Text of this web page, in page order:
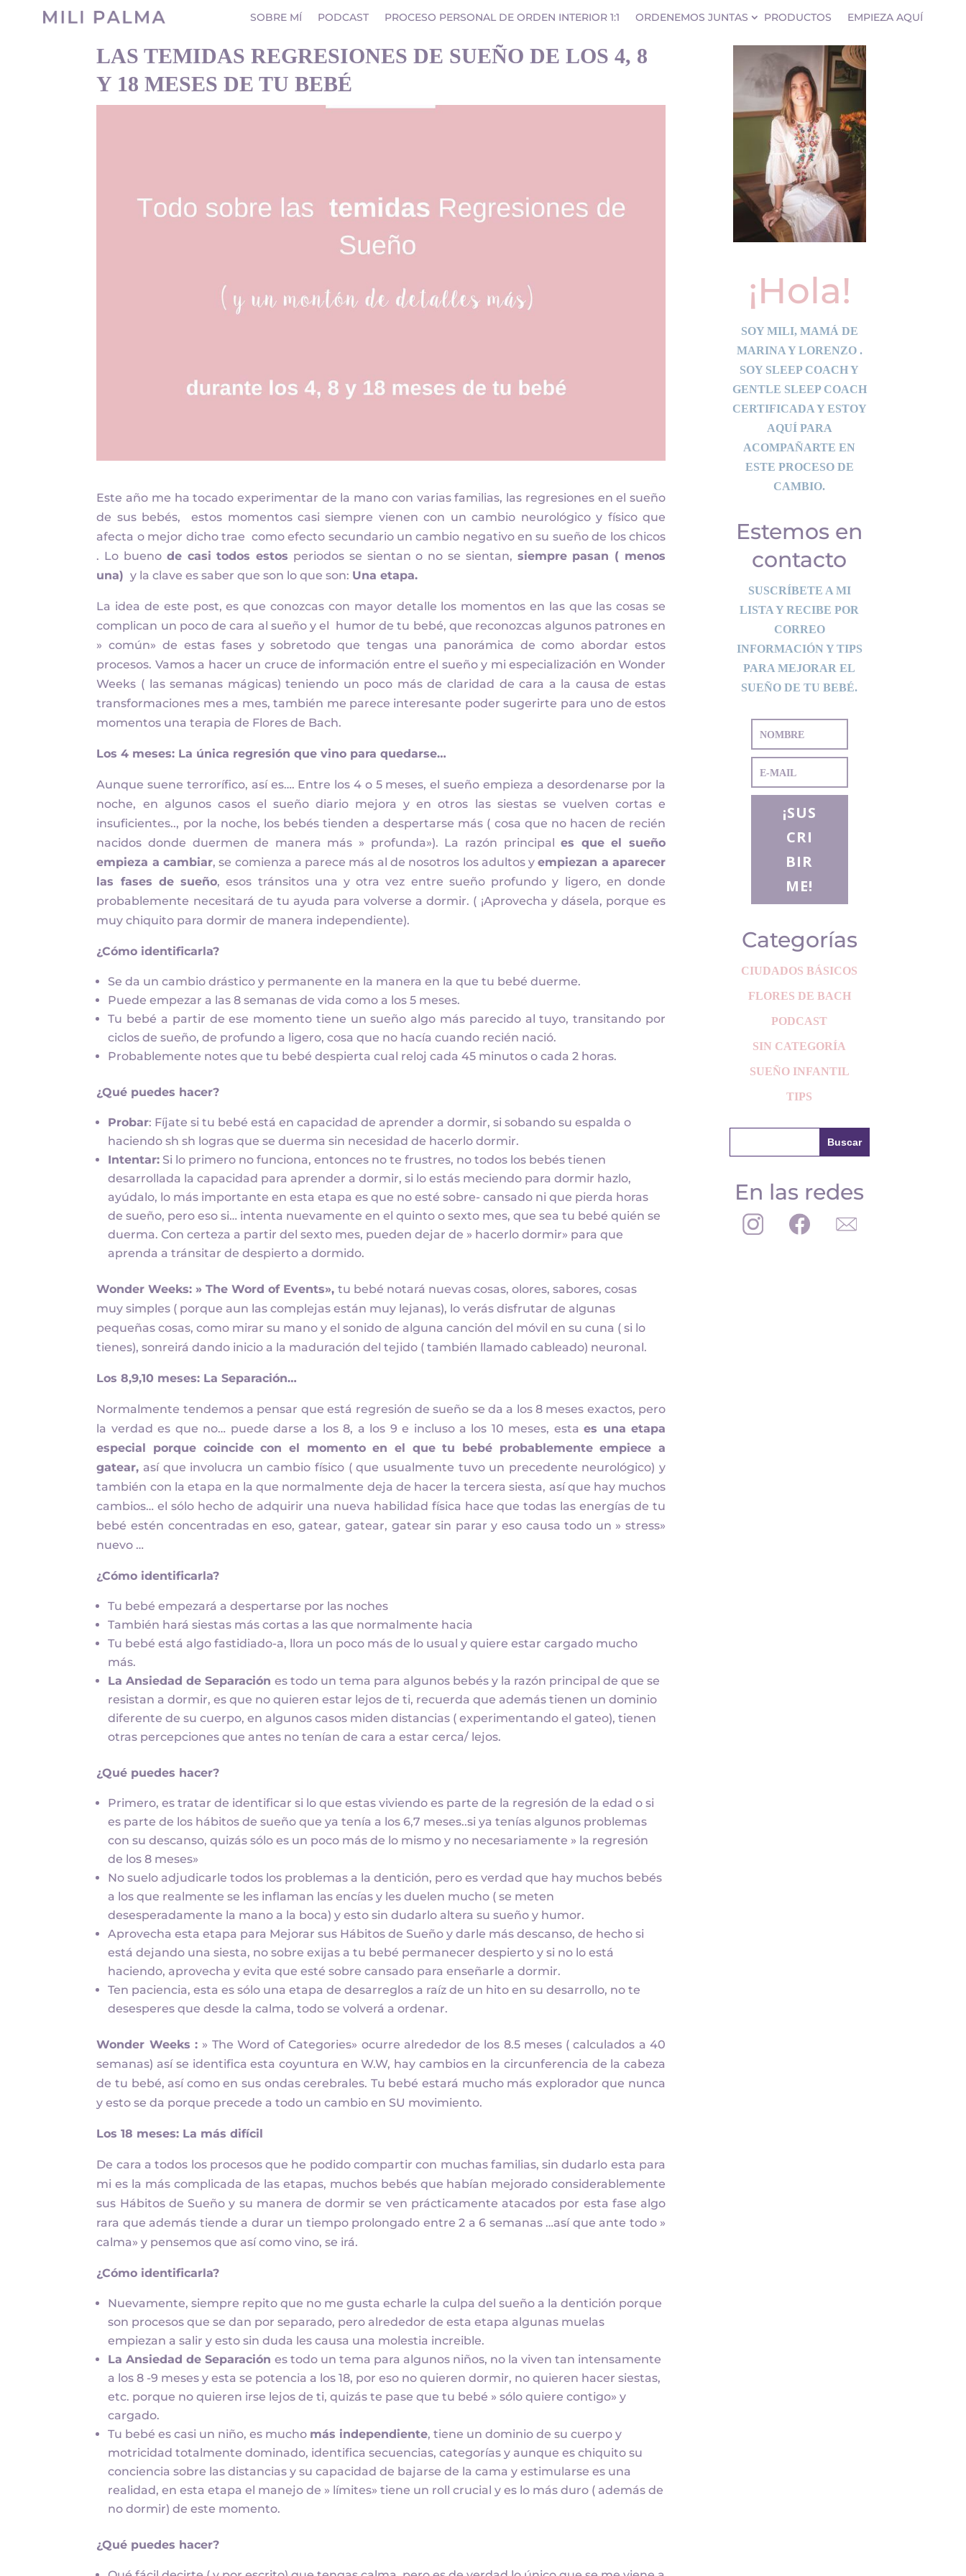
SOBRE MÍ PODCAST PROCESO PERSONAL DE ORDEN INTERIOR 1:1 ORDENEMOS JUNTAS PRODUCTOS EMPIEZA AQUÍ
LAS TEMIDAS REGRESIONES DE SUEÑO DE LOS 4, 8
Y 18 MESES DE TU BEBÉ
Este año me ha tocado experimentar de la mano con varias familias, las regresiones en el sueño
de sus bebés, estos momentos casi siempre vienen con un cambio neurológico y físico que
afecta o mejor dicho trae como efecto secundario un cambio negativo en su sueño de los chicos
. Lo bueno de casi todos estos periodos se sientan o no se sientan, siempre pasan ( menos
una) y la clave es saber que son lo que son: Una etapa.
La idea de este post, es que conozcas con mayor detalle los momentos en las que las cosas se
complican un poco de cara al sueño y el humor de tu bebé, que reconozcas algunos patrones en
» común» de estas fases y sobretodo que tengas una panorámica de como abordar estos
procesos. Vamos a hacer un cruce de información entre el sueño y mi especialización en Wonder
Weeks ( las semanas mágicas) teniendo un poco más de claridad de cara a la causa de estas
transformaciones mes a mes, también me parece interesante poder sugerirte para uno de estos
momentos una terapia de Flores de Bach.
Los 4 meses: La única regresión que vino para quedarse…
Aunque suene terrorífico, así es…. Entre los 4 o 5 meses, el sueño empieza a desordenarse por la
noche, en algunos casos el sueño diario mejora y en otros las siestas se vuelven cortas e
insuficientes.., por la noche, los bebés tienden a despertarse más ( cosa que no hacen de recién
nacidos donde duermen de manera más » profunda»). La razón principales que el sueño
empieza a cambiar, se comienza a parece más al de nosotros los adultos yempiezan a aparecer
las fases de sueño, esos tránsitos una y otra vez entre sueño profundo y ligero, en donde
probablemente necesitará de tu ayuda para volverse a dormir. ( ¡Aprovecha y dásela, porque es
muy chiquito para dormir de manera independiente).
¿Cómo identificarla?
Se da un cambio drástico y permanente en la manera en la que tu bebé duerme.
Puede empezar a las 8 semanas de vida como a los 5 meses.
Tu bebé a partir de ese momento tiene un sueño algo más parecido al tuyo, transitando por
ciclos de sueño, de profundo a ligero, cosa que no hacía cuando recién nació.
Probablemente notes que tu bebé despierta cual reloj cada 45 minutos o cada 2 horas.
¿Qué puedes hacer?
Probar: Fíjate si tu bebé está en capacidad de aprender a dormir, si sobando su espalda o
haciendo sh sh logras que se duerma sin necesidad de hacerlo dormir.
Intentar: Si lo primero no funciona, entonces no te frustres, no todos los bebés tienen
desarrollada la capacidad para aprender a dormir, si lo estás meciendo para dormir hazlo,
ayúdalo, lo más importante en esta etapa es que no esté sobre- cansado ni que pierda horas
de sueño, pero eso si… intenta nuevamente en el quinto o sexto mes, que sea tu bebé quién se
duerma. Con certeza a partir del sexto mes, pueden dejar de » hacerlo dormir» para que
aprenda a tránsitar de despierto a dormido.
Wonder Weeks: » The Word of Events»,tu bebé notará nuevas cosas, olores, sabores, cosas
muy simples ( porque aun las complejas están muy lejanas), lo verás disfrutar de algunas
pequeñas cosas, como mirar su mano y el sonido de alguna canción del móvil en su cuna ( si lo
tienes), sonreirá dando inicio a la maduración del tejido ( también llamado cableado) neuronal.
Los 8,9,10 meses: La Separación…
Normalmente tendemos a pensar que está regresión de sueño se da a los 8 meses exactos, pero
la verdad es que no… puede darse a los 8, a los 9 e incluso a los 10 meses, estaes una etapa
especial porque coincide con el momento en el que tu bebé probablemente empiece a
gatear, así que involucra un cambio físico ( que usualmente tuvo un precedente neurológico) y
también con la etapa en la que normalmente deja de hacer la tercera siesta, así que hay muchos
cambios… el sólo hecho de adquirir una nueva habilidad física hace que todas las energías de tu
bebé estén concentradas en eso, gatear, gatear, gatear sin parar y eso causa todo un » stress»
nuevo …
¿Cómo identificarla?
Tu bebé empezará a despertarse por las noches
También hará siestas más cortas a las que normalmente hacia
Tu bebé está algo fastidiado-a, llora un poco más de lo usual y quiere estar cargado mucho
más.
La Ansiedad de Separaciónes todo un tema para algunos bebés y la razón principal de que se
resistan a dormir, es que no quieren estar lejos de ti, recuerda que además tienen un dominio
diferente de su cuerpo, en algunos casos miden distancias ( experimentando el gateo), tienen
otras percepciones que antes no tenían de cara a estar cerca/ lejos.
¿Qué puedes hacer?
Primero, es tratar de identificar si lo que estas viviendo es parte de la regresión de la edad o si
es parte de los hábitos de sueño que ya tenía a los 6,7 meses..si ya tenías algunos problemas
con su descanso, quizás sólo es un poco más de lo mismo y no necesariamente » la regresión
de los 8 meses»
No suelo adjudicarle todos los problemas a la dentición, pero es verdad que hay muchos bebés
a los que realmente se les inflaman las encías y les duelen mucho ( se meten
desesperadamente la mano a la boca) y esto sin dudarlo altera su sueño y humor.
Aprovecha esta etapa para Mejorar sus Hábitos de Sueño y darle más descanso, de hecho si
está dejando una siesta, no sobre exijas a tu bebé permanecer despierto y si no lo está
haciendo, aprovecha y evita que esté sobre cansado para enseñarle a dormir.
Ten paciencia, esta es sólo una etapa de desarreglos a raíz de un hito en su desarrollo, no te
desesperes que desde la calma, todo se volverá a ordenar.
Wonder Weeks : » The Word of Categories» ocurre alrededor de los 8.5 meses ( calculados a 40
semanas) así se identifica esta coyuntura en W.W, hay cambios en la circunferencia de la cabeza
de tu bebé, así como en sus ondas cerebrales. Tu bebé estará mucho más explorador que nunca
y esto se da porque precede a todo un cambio en SU movimiento.
Los 18 meses: La más difícil
De cara a todos los procesos que he podido compartir con muchas familias, sin dudarlo esta para
mi es la más complicada de las etapas, muchos bebés que habían mejorado considerablemente
sus Hábitos de Sueño y su manera de dormir se ven prácticamente atacados por esta fase algo
rara que además tiende a durar un tiempo prolongado entre 2 a 6 semanas …así que ante todo »
calma» y pensemos que así como vino, se irá.
¿Cómo identificarla?
Nuevamente, siempre repito que no me gusta echarle la culpa del sueño a la dentición porque
son procesos que se dan por separado, pero alrededor de esta etapa algunas muelas
empiezan a salir y esto sin duda les causa una molestia increible.
La Ansiedad de Separaciónes todo un tema para algunos niños, no la viven tan intensamente
a los 8 -9 meses y esta se potencia a los 18, por eso no quieren dormir, no quieren hacer siestas,
etc. porque no quieren irse lejos de ti, quizás te pase que tu bebé » sólo quiere contigo» y
cargado.
Tu bebé es casi un niño, es mucho más independiente, tiene un dominio de su cuerpo y
motricidad totalmente dominado, identifica secuencias, categorías y aunque es chiquito su
conciencia sobre las distancias y su capacidad de bajarse de la cama y estimularse es una
realidad, en esta etapa el manejo de » límites» tiene un roll crucial y es lo más duro ( además de
no dormir) de este momento.
¿Qué puedes hacer?
¡Hola!
SOY MILI, MAMÁ DE
MARINA Y LORENZO .
SOY SLEEP COACH Y
GENTLE SLEEP COACH
CERTIFICADA Y ESTOY
AQUÍ PARA
ACOMPAÑARTE EN
ESTE PROCESO DE
CAMBIO.
Estemos en
contacto
SUSCRÍBETE A MI
LISTA Y RECIBE POR
CORREO
INFORMACIÓN Y TIPS
PARA MEJORAR EL
SUEÑO DE TU BEBÉ.
¡SUS
CRI
BIR
ME!
Categorías
CIUDADOS BÁSICOS
FLORES DE BACH
PODCAST
SIN CATEGORÍA
SUEÑO INFANTIL
TIPS
En las redes